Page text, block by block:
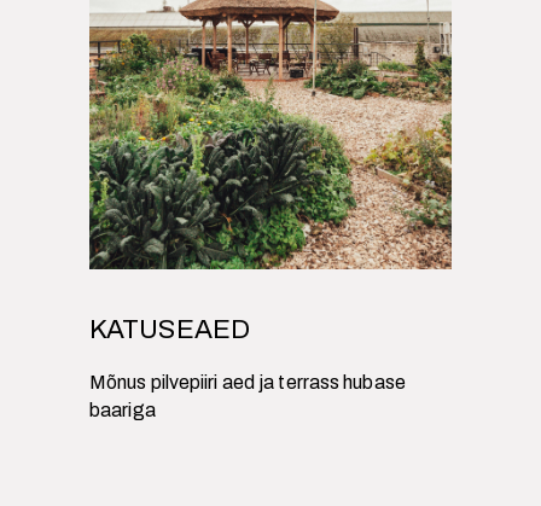
KATUSEAED
Mõnus pilvepiiri aed ja terrass hubase
baariga